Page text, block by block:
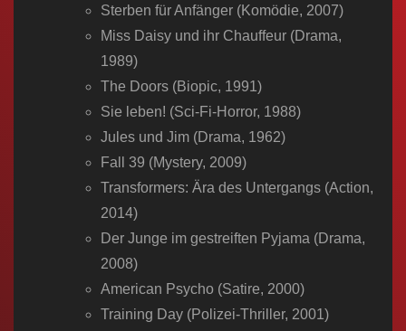
Sterben für Anfänger (Komödie, 2007)
Miss Daisy und ihr Chauffeur (Drama,
1989)
The Doors (Biopic, 1991)
Sie leben! (Sci-Fi-Horror, 1988)
Jules und Jim (Drama, 1962)
Fall 39 (Mystery, 2009)
Transformers: Ära des Untergangs (Action,
2014)
Der Junge im gestreiften Pyjama (Drama,
2008)
American Psycho (Satire, 2000)
Training Day (Polizei-Thriller, 2001)